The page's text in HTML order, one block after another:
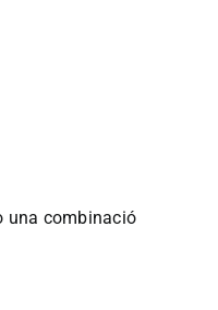
una combinació